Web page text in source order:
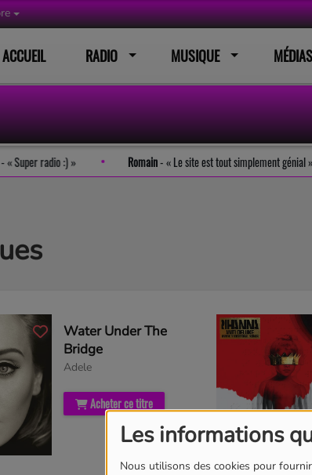
Les informations
Nous utilisons des cookies pour
ACCUEIL RADIO MUSIQUE MÉDIAS
- Super radio :) Romain- Le site est tout simplement
Water Under The
Bridge
Adele
Acheter ce titre